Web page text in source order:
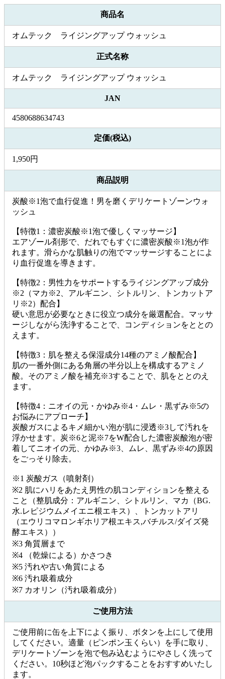
商品名
オムテック ライジングアップ ウォッシュ
正式名称
オムテック ライジングアップ ウォッシュ
JAN
4580688634743
定価(税込)
1,950円
商品説明
炭酸※1泡で血行促進！男を磨くデリケートゾーンウォ
ッシュ
【特徴1：濃密炭酸※1泡で優しくマッサージ】
エアゾール剤形で、だれでもすぐに濃密炭酸※1泡が作
れます。滑らかな肌触りの泡でマッサージすることによ
り血行促進を導きます。
【特徴2：男性力をサポートするライジングアップ成分
※2（マカ※2、アルギニン、シトルリン、トンカットア
リ※2）配合】
硬い意思が必要なときに役立つ成分を厳選配合。マッサ
ージしながら洗浄することで、コンディションをととの
えます。
【特徴3：肌を整える保湿成分14種のアミノ酸配合】
肌の一番外側にある角層の半分以上を構成するアミノ
酸。そのアミノ酸を補充※3することで、肌をととのえ
ます。
【特徴4：ニオイの元・かゆみ※4・ムレ・黒ずみ※5の
お悩みにアプローチ】
炭酸ガスによるキメ細かい泡が肌に浸透※3して汚れを
浮かせます。炭※6と泥※7をW配合した濃密炭酸泡が密
着してニオイの元、かゆみ※3、ムレ、黒ずみ※4の原因
をごっそり除去。
※1 炭酸ガス（噴射剤）
※2 肌にハリをあたえ男性の肌コンディションを整える
こと（整肌成分：アルギニン、シトルリン、マカ（BG.
水.レピジウムメイエニ根エキス）、トンカットアリ
（エウリコマロンギホリア根エキス,バチルス/ダイズ発
酵エキス））
※3 角質層まで
※4 （乾燥による）かさつき
※5 汚れや古い角質による
※6 汚れ吸着成分
※7 カオリン（汚れ吸着成分）
ご使用方法
ご使用前に缶を上下によく振り、ボタンを上にして使用
してください。適量（ピンポン玉くらい）を手に取り、
デリケートゾーンを泡で包み込むようにやさしく洗って
ください。10秒ほど泡パックすることをおすすめいたし
ます。